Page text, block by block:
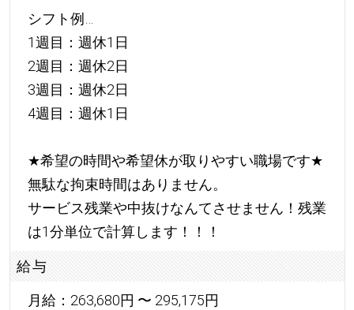
シフト例…
1週目：週休1日
2週目：週休2日
3週目：週休2日
4週目：週休1日
★希望の時間や希望休が取りやすい職場です★
無駄な拘束時間はありません。
サービス残業や中抜けなんてさせません！残業
は1分単位で計算します！！！
給与
月給：263,680円 〜 295,175円